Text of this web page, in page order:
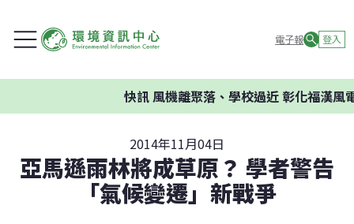
電子報 登入
快訊風機離聚落、學校過近 彰化福漢風電
2014年11月04日
亞馬遜雨林將成草原？ 學者警告
「氣候變遷」新戰爭